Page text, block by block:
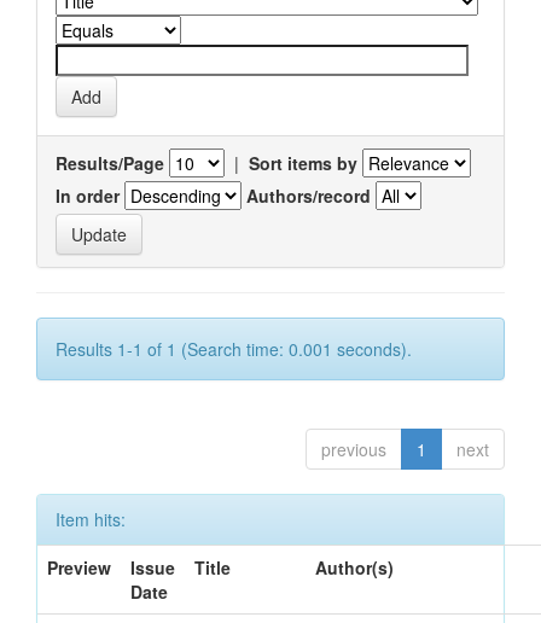
Results/Page | Sort items by
In order
Authors/record
Results 1-1 of 1 (Search time: 0.001 seconds).
previous 1 next
Item hits:
Preview
Issue
Date
Title Author(s)